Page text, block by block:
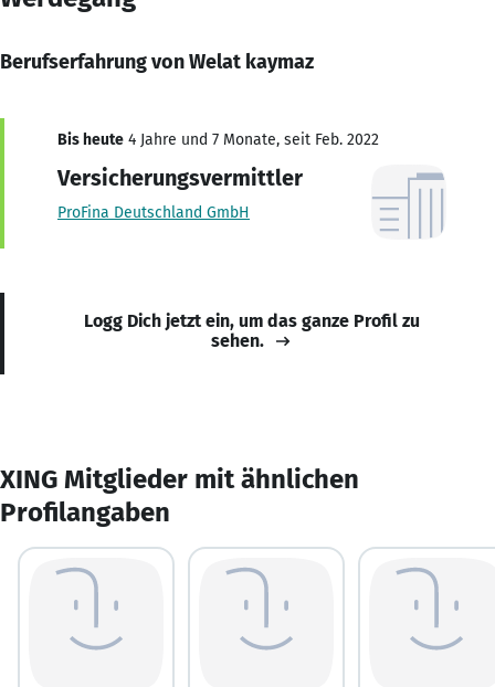
Berufserfahrung von Welat kaymaz
Bis heute 4 Jahre und 7 Monate, seit Feb. 2022
Versicherungsvermittler
ProFina Deutschland GmbH
Logg Dich jetzt ein, um das ganze Profil zu
sehen.
XING Mitglieder mit ähnlichen
Profilangaben